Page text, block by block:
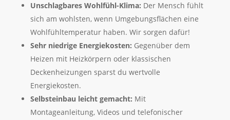
Unschlagbares Wohlfühl-Klima: Der Mensch fühlt
sich am wohlsten, wenn Umgebungsflächen eine
Wohlfühltemperatur haben. Wir sorgen dafür!
Sehr niedrige Energiekosten: Gegenüber dem
Heizen mit Heizkörpern oder klassischen
Deckenheizungen sparst du wertvolle
Energiekosten.
Selbsteinbau leicht gemacht: Mit
Montageanleitung, Videos und telefonischer